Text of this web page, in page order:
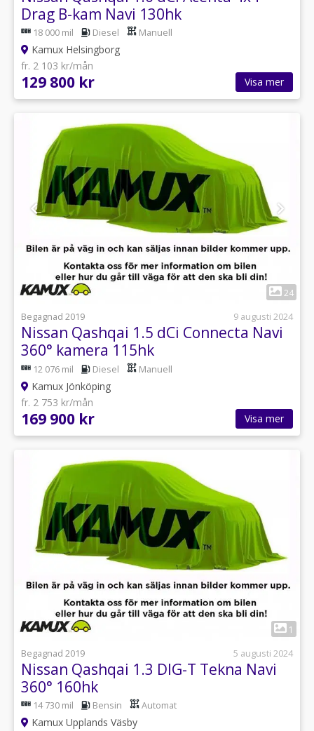
Drag B-kam Navi 130hk
18 000 mil Diesel Manuell
Kamux Helsingborg
fr. 2 103 kr/mån
129 800 kr Visa mer
24
Begagnad 2019
9 augusti 2024
Nissan Qashqai 1.5 dCi Connecta Navi
360° kamera 115hk
12 076 mil Diesel Manuell
Kamux Jönköping
fr. 2 753 kr/mån
169 900 kr Visa mer
1
Begagnad 2019
5 augusti 2024
Nissan Qashqai 1.3 DIG-T Tekna Navi
360° 160hk
14 730 mil Bensin Automat
Kamux Upplands Väsby